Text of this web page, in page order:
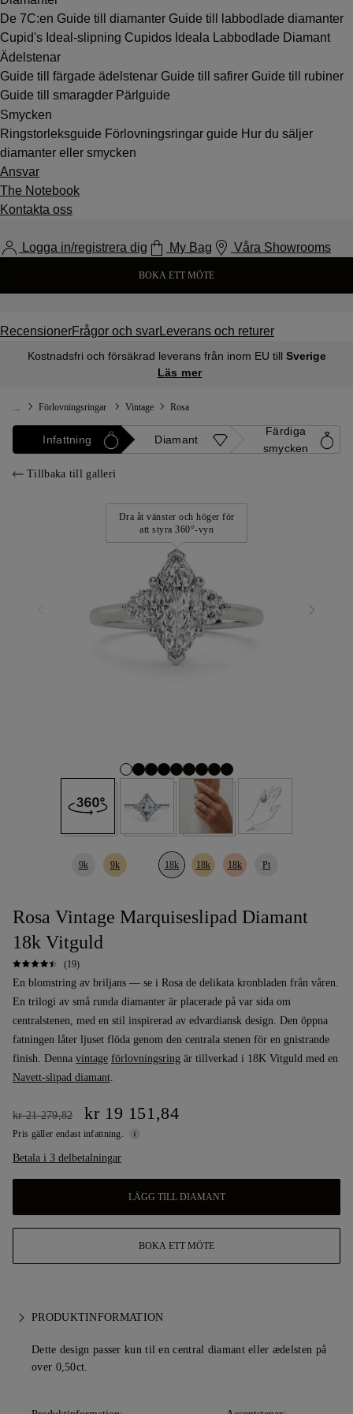
De 7C:en Guide till diamanter Guide till labbodlade diamanter
Cupid's Ideal-slipning Cupidos Ideala Labbodlade Diamant
Ädelstenar
Guide till färgade ädelstenar Guide till safirer Guide till rubiner
Guide till smaragder Pärlguide
Smycken
Ringstorleksguide Förlovningsringar guide Hur du säljer
diamanter eller smycken
Ansvar
The Notebook
Kontakta oss
Logga in/registrera dig My Bag Våra Showrooms
BOKA ETT MÖTE
RecensionerFrågor och svarLeverans och returer
Kostnadsfri och försäkrad leverans från inom EU till Sverige
Läs mer
... Förlovningsringar Vintage Rosa
Infattning Diamant
Färdiga
smycken
Tillbaka till galleri
Dra åt vänster och höger för
att styra 360°-vyn
9k 9k 18k 18k 18k Pt
Rosa Vintage Marquiseslipad Diamant
18k Vitguld
(19)
En blomstring av briljans — se i Rosa de delikata kronbladen från våren.
En trilogi av små runda diamanter är placerade på var sida om
centralstenen, med en stil inspirerad av edvardiansk design. Den öppna
fatningen låter ljuset flöda genom den centrala stenen för en gnistrande
finish. Denna vintage förlovningsring är tillverkad i 18K Vitguld med en
Navett-slipad diamant.
kr 21 279,82 kr 19 151,84
Pris gäller endast infattning.
Betala i 3 delbetalningar
LÄGG TILL DIAMANT
BOKA ETT MÖTE
PRODUKTINFORMATION
Dette design passer kun til en central diamant eller ædelsten på
over 0,50ct.